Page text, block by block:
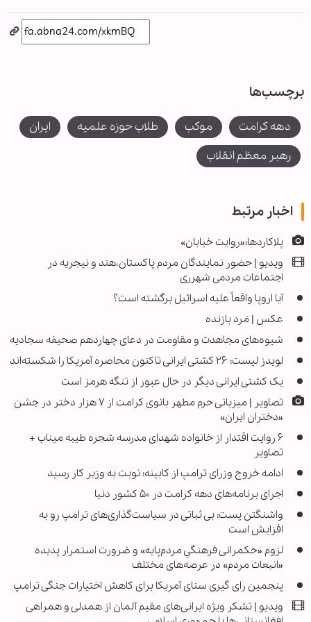
برچسب‌ها
دهه کرامت موکب طلاب حوزه علمیه
ایران
رهبر معظم انقلاب
اخبار مرتبط
پلاکاردها؛«روایت خیابان»
ویدیو | حضور نمایندگان مردم پاکستان،هند و نیجریه در
اجتماعات مردمی شهرری
آیا اروپا واقعاً علیه اسرائیل برگشته است؟
عکس | مَرد بازنده
شیوه‌های مجاهدت و مقاومت در دعای چهاردهم صحیفه سجادیه
لویدز لیست: ۲۶ کشتی ایرانی تاکنون محاصره آمریکا را شکسته‌اند
یک کشتی ایرانی دیگر در حال عبور از تنگه هرمز است
تصاویر | میزبانی حرم مطهر بانوی کرامت از ۷ هزار دختر در جشن
«دختران ایران»
۶ روایت‌ اقتدار از خانواده شهدای مدرسه شجره طیبه میناب +
تصاویر
ادامه خروج وزرای ترامپ از کابینه؛ نوبت به وزیر کار رسید
اجرای برنامه‌های دهه کرامت در ۵۰ کشور دنیا
واشنگتن پست: بی ثباتی در سیاست‌گذاری‌های ترامپ رو به
افزایش است
لزوم «حکمرانی فرهنگیِ مردم‌پایه» و ضرورت استمرار پدیده
«انبعاث مردم» در عرصه‌های مختلف
پنجمین رای گیری سنای آمریکا برای کاهش اختیارات جنگی ترامپ
ویدیو | تشکر ویژه ایرانی‌های مقیم آلمان از همدلی و همراهی